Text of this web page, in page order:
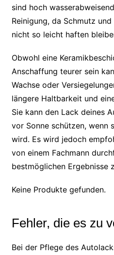
sind hoch
Reinigung, da Schmutz
nicht so leicht haften
Obwohl eine
Anschaffung teurer sein
Wachse oder
längere Haltbarkeit und
Sie kann den Lack deines
vor Sonne schützen, wenn
wird. Es wird jedoch
von einem Fachmann
bestmöglichen Ergebnisse
Keine Produkte gefunden.
Fehler, die es zu
Bei der Pflege des